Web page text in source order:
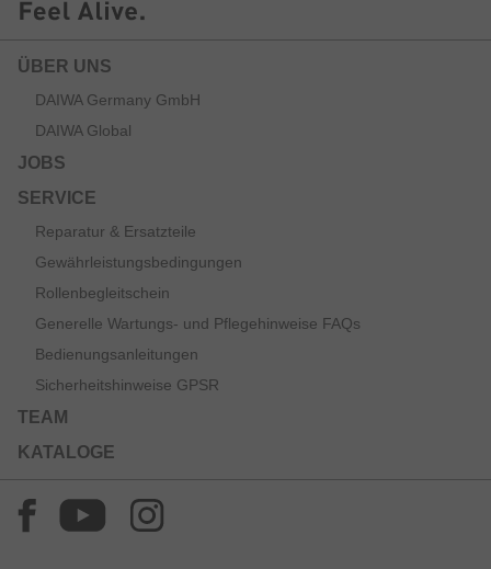
ÜBER UNS
DAIWA Germany GmbH
DAIWA Global
JOBS
SERVICE
Reparatur & Ersatzteile
Gewährleistungsbedingungen
Rollenbegleitschein
Generelle Wartungs- und Pflegehinweise FAQs
Bedienungsanleitungen
Sicherheitshinweise GPSR
TEAM
KATALOGE